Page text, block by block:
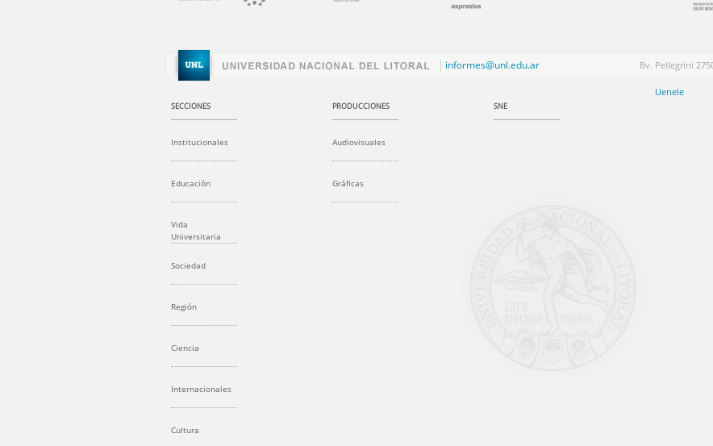
informes@unl.edu.ar Bv. Pellegrini
SECCIONES
Institucionales
Educación
Vida
Universitaria
Sociedad
Región
Ciencia
Internacionales
Cultura
PRODUCCIONES
Audiovisuales
Gráficas
Uenele
SNE